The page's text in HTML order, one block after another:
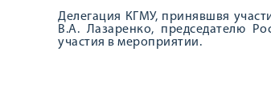
Делегация КГМУ, принявшвя
В.А. Лазаренко, председателю
участия в мероприятии.